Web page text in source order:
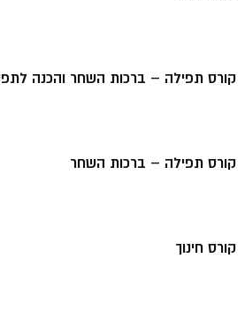
קורס תפילה – ברכות השחר והכנה
קורס תפילה – ברכות השחר
קורס חינוך